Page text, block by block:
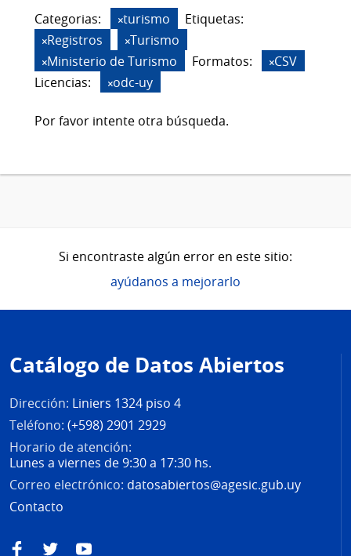
Categorias: turismo
Etiquetas:
Registros
Turismo
Ministerio de Turismo
Formatos:
CSV
Licencias:
odc-uy
Por favor intente otra búsqueda.
Si encontraste algún error en este sitio:
ayúdanos a mejorarlo
de
página
Catálogo de Datos Abiertos
Dirección: Liniers 1324 piso 4
Teléfono: (+598) 2901 2929
Horario de atención:
Lunes a viernes de 9:30 a 17:30 hs.
Correo electrónico: datosabiertos@agesic.gub.uy
Contacto
FacebookTwitterYouTube